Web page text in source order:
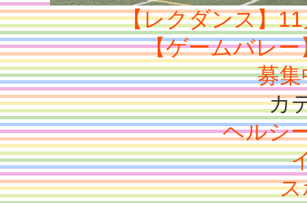
【レクダンス】
【ゲームバレー
募
カ
ヘルシ